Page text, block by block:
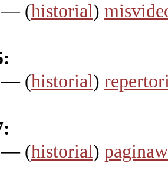
— (historial)
— (historial)
— (historial)